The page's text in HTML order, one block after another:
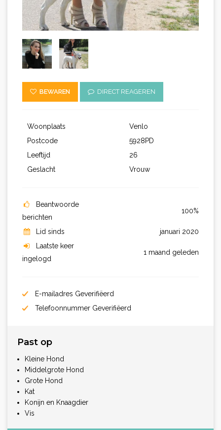
BEWAREN DIRECT REAGEREN
Woonplaats
Venlo
Postcode
5928PD
Leeftijd
26
Geslacht
Vrouw
Beantwoorde
berichten
100%
Lid sinds
januari 2020
Laatste keer
ingelogd
1 maand geleden
E-mailadres Geverifiëerd
Telefoonnummer Geverifiëerd
Past op
Kleine Hond
Middelgrote Hond
Grote Hond
Kat
Konijn en Knaagdier
Vis